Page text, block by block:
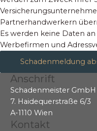
Partnerhandwerkern
Es werden keine Daten
Werbefirmen und
Schadenmeldung
Anschrift
Schadenmeister GmbH
7. Haidequerstraße 6/3
A-1110 Wien
Kontakt